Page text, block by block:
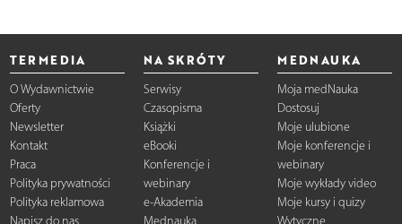
TERMEDIA
O Wydawnictwie
Oferty
Newsletter
Kontakt
Praca
Polityka prywatności
Polityka reklamowa
NA SKRÓTY
Serwisy
Czasopisma
Książki
eBooki
Konferencje i
webinary
e-Akademia
MEDNAUKA
Moja medNauka
Dostosuj
Moje ulubione
Moje konferencje i
webinary
Moje wykłady video
Moje kursy i quizy